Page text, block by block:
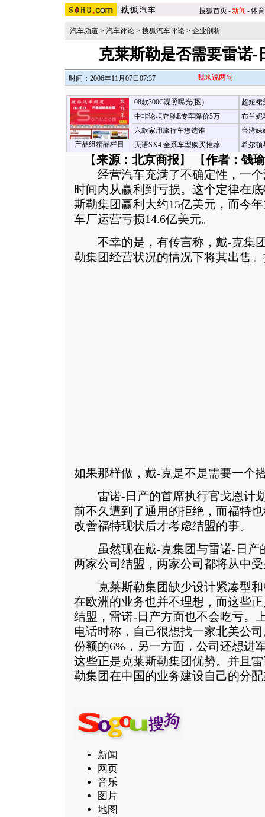
搜狐首页-新闻 -体育
汽车频道 > 汽车评论 > 搜狐汽车评论 > 企业剖析
克莱斯勒是否需要雷诺-
时间：2006年11月07日07:37 我来说两句
产品组精品栏目
08款300C谍照曝光(图)
中非论坛奔驰E专车降价5万
六款家用旅行车您选谁
天语SX4 全系车型购买推荐
超短裙
布兰妮
台湾妹
希尔顿
【来源：北京商报 】 【作者：钱瑜
经营汽车充满了不确定性，一个
时间内从赢利到亏损。这个定律在
斯勒集团赢利大约15亿美元，而今
车厂运营亏损14.6亿美元。
不幸的是，有传言称，戴-克集
勒集团经营状况的情况下将其出售。
如果那样做，戴-克是不是需要一个
雷诺-日产的首席执行官戈恩计
前不久遭到了通用的拒绝，而福特
改善福特现状后才考虑结盟的事。
虽然现在戴-克集团与雷诺-日产
两家公司结盟，两家公司都将从中
克莱斯勒集团缺少设计紧凑型和
在欧洲的业务也并不理想，而这些
结盟，雷诺-日产方面也不会吃亏。
电话时称，自己很想找一家北美公
份额的6%，另一方面，公司还想进
这些正是克莱斯勒集团优势。并且
勒集团在中国的业务建设自己的分
新闻
网页
音乐
图片
地图